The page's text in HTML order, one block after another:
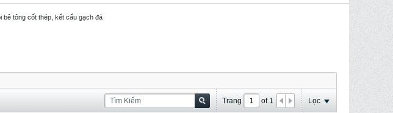
bê tông cốt thép, kết cấu gạch đá
Trang of 1 Lọc